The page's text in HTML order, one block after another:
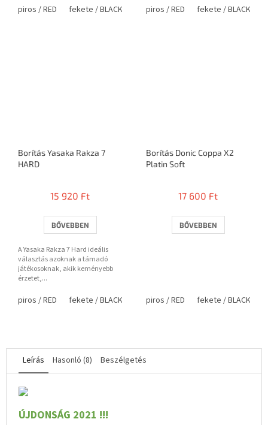
piros / RED fekete / BLACK piros / RED fekete / BLACK
Borítás Yasaka Rakza 7
HARD
15 920 Ft
BŐVEBBEN
A Yasaka Rakza 7 Hard ideális
választás azoknak a támadó
játékosoknak, akik keményebb
érzetet,...
piros / RED fekete / BLACK
Borítás Donic Coppa X2
Platin Soft
17 600 Ft
BŐVEBBEN
piros / RED fekete / BLACK
Leírás Hasonló (8) Beszélgetés
ÚJDONSÁG 2021 !!!